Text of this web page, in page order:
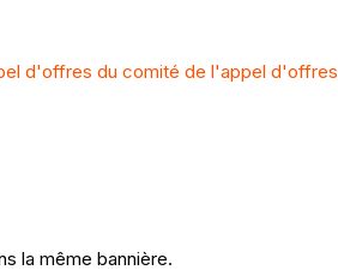
d'offres du comité de l'appel d'offres
la même bannière.